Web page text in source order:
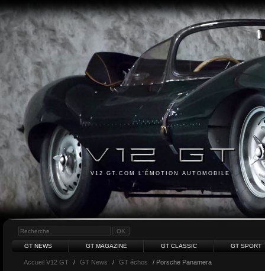
V12 GT.COM L'ÉMOTION AUTOMOBILE
GT NEWS GT MAGAZINE GT CLASSIC GT SPORT
Accueil V12 GT / GT News / GT échos / Porsche Panamera